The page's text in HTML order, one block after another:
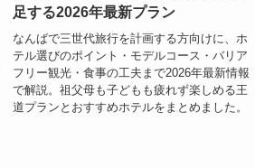
足する2026年最新プラン
なんばで三世代旅行を計画する方向けに、ホ
テル選びのポイント・モデルコース・バリア
フリー観光・食事の工夫まで2026年最新情報
で解説。祖父母も子どもも疲れず楽しめる王
道プランとおすすめホテルをまとめました。